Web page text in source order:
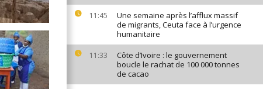
11:45
Une semaine après l’afflux massif
de migrants, Ceuta face à l’urgence
humanitaire
11:33
Côte d’Ivoire : le gouvernement
boucle le rachat de 100 000 tonnes
de cacao